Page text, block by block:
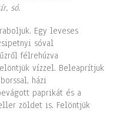
só.
Egy leveses
sóval
félrehúzva
vízzel. Beleaprítjuk
házi
paprikát és a
zöldet is. Felöntjük